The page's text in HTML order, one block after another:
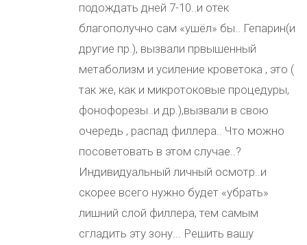
подождать дней 7-10..и отек
благополучно сам «ушёл» бы.. Гепарин(и
другие пр.), вызвали првышенный
метаболизм и усиление кроветока , это (
так же, как и микротоковые процедуры,
фонофорезы..и др.),вызвали в свою
очередь , распад филлера.. Что можно
посоветовать в этом случае..?
Индивидуальный личный осмотр..и
скорее всего нужно будет «убрать»
лишний слой филлера, тем самым
сгладить эту зону... Решить вашу